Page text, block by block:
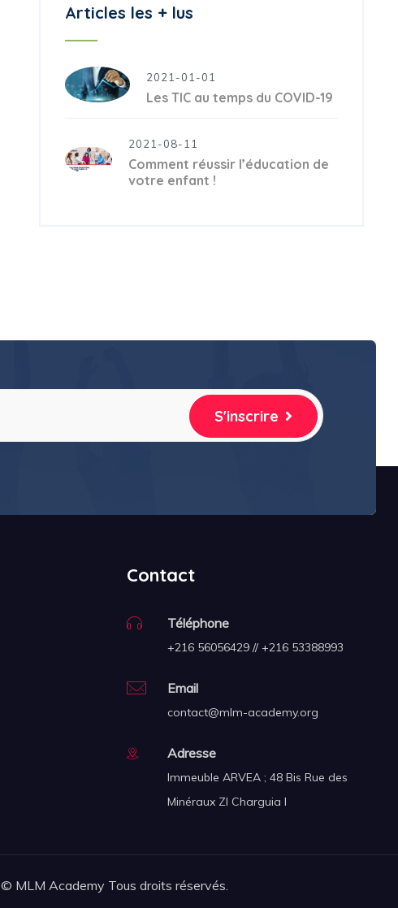
Articles les + lus
2021-01-01
Les TIC au temps du COVID-19
2021-08-11
Comment réussir l’éducation de
votre enfant !
S'inscrire
Contact
Téléphone
+216 56056429 // +216 53388993
Email
contact@mlm-academy.org
Adresse
Immeuble ARVEA ; 48 Bis Rue des
Minéraux ZI Charguia I
© MLM Academy Tous droits réservés.